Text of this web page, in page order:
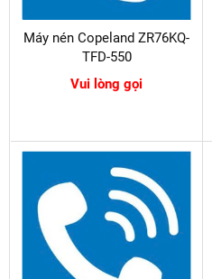
Máy nén Copeland ZR76KQ-
TFD-550
Vui lòng gọi